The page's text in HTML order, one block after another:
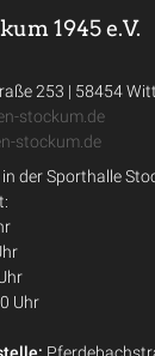
1945 e.V.
253 | 58454
stockum.de
stockum.de
in der Sporthalle
Uhr